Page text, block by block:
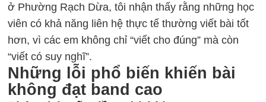
ở Phường Rạch Dừa, tôi nhận thấy rằng những học
viên có khả năng liên hệ thực tế thường viết bài tốt
hơn, vì các em không chỉ “viết cho đúng” mà còn
“viết có suy nghĩ”.
Những lỗi phổ biến khiến bài
không đạt band cao